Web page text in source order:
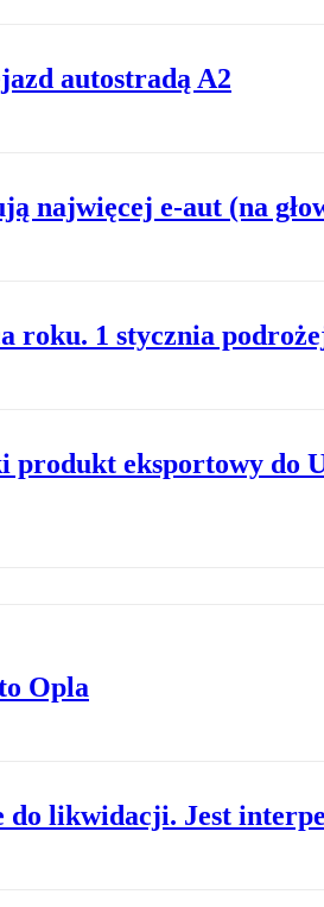
autostradą A2
najwięcej e-aut (na
roku. 1 stycznia
produkt eksportowy do
Opla
do likwidacji. Jest